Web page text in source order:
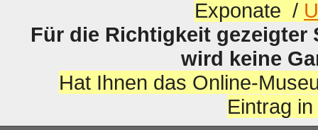
Exponate /
Für die Richtigkeit
wird keine
Hat Ihnen das Online-
Eintrag